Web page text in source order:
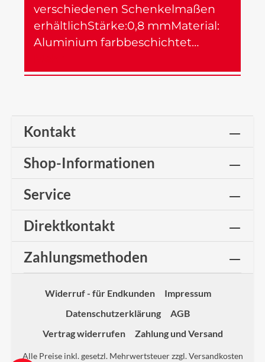
verschiedenen Schenkelmaßen
erhältlichStärke:0,8 mmMaterial:
Aluminium farbbeschichtet…
Kontakt
Shop-Informationen
Service
Direktkontakt
Zahlungsmethoden
Widerruf - für Endkunden
Impressum
Datenschutzerklärung
AGB
Vertrag widerrufen
Zahlung und Versand
Alle Preise inkl. gesetzl. Mehrwertsteuer zzgl.Versandkosten